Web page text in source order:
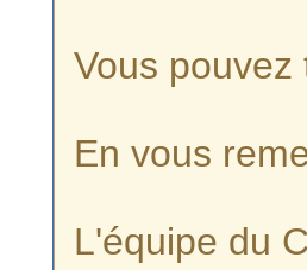
Vous
En vous
L'équipe du